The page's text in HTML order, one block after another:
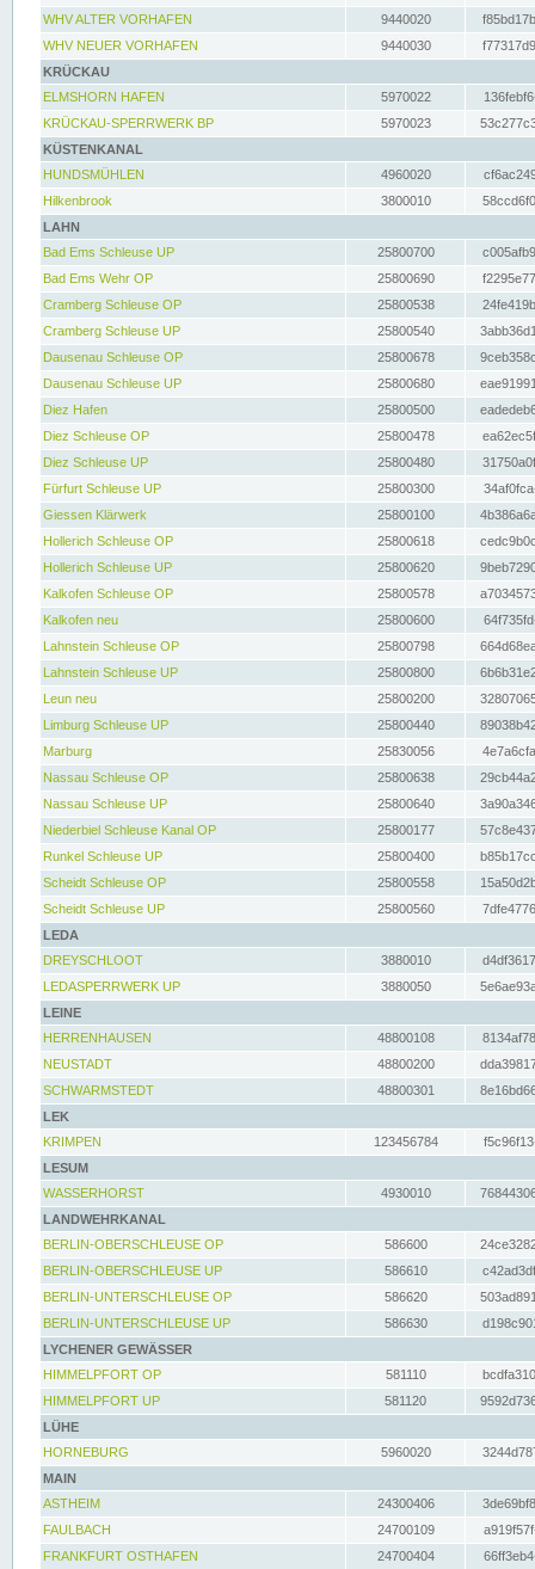
WHV ALTER VORHAFEN
9440020
WHV NEUER VORHAFEN
9440030
KRÜCKAU
ELMSHORN HAFEN
5970022
KRÜCKAU-SPERRWERK BP
5970023
KÜSTENKANAL
HUNDSMÜHLEN
4960020
Hilkenbrook
3800010
LAHN
Bad Ems Schleuse UP
25800700
Bad Ems Wehr OP
25800690
Cramberg Schleuse OP
25800538
Cramberg Schleuse UP
25800540
Dausenau Schleuse OP
25800678
Dausenau Schleuse UP
25800680
Diez Hafen
25800500
Diez Schleuse OP
25800478
Diez Schleuse UP
25800480
Fürfurt Schleuse UP
25800300
Giessen Klärwerk
25800100
Hollerich Schleuse OP
25800618
Hollerich Schleuse UP
25800620
Kalkofen Schleuse OP
25800578
Kalkofen neu
25800600
Lahnstein Schleuse OP
25800798
Lahnstein Schleuse UP
25800800
Leun neu
25800200
Limburg Schleuse UP
25800440
Marburg
25830056
Nassau Schleuse OP
25800638
Nassau Schleuse UP
25800640
Niederbiel Schleuse Kanal OP
25800177
Runkel Schleuse UP
25800400
Scheidt Schleuse OP
25800558
Scheidt Schleuse UP
25800560
LEDA
DREYSCHLOOT
3880010
LEDASPERRWERK UP
3880050
LEINE
HERRENHAUSEN
48800108
NEUSTADT
48800200
SCHWARMSTEDT
48800301
LEK
KRIMPEN
123456784
LESUM
WASSERHORST
4930010
LANDWEHRKANAL
BERLIN-OBERSCHLEUSE OP
586600
BERLIN-OBERSCHLEUSE UP
586610
BERLIN-UNTERSCHLEUSE OP
586620
BERLIN-UNTERSCHLEUSE UP
586630
LYCHENER GEWÄSSER
HIMMELPFORT OP
581110
HIMMELPFORT UP
581120
LÜHE
HORNEBURG
5960020
MAIN
ASTHEIM
24300406
FAULBACH
24700109
FRANKFURT OSTHAFEN
24700404